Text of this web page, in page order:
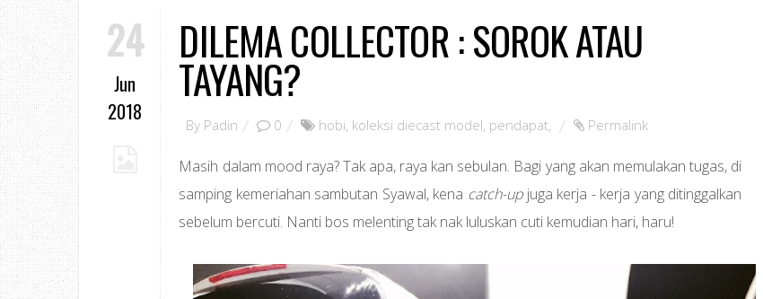
24
Jun
2018
DILEMA COLLECTOR : SOROK ATAU
TAYANG?
By Padin 0 hobi, koleksi diecast model, pendapat, Permalink
Masih dalam mood raya? Tak apa, raya kan sebulan. Bagi yang akan memulakan tugas, di
samping kemeriahan sambutan Syawal, kena catch-upjuga kerja - kerja yang ditinggalkan
sebelum bercuti. Nanti bos melenting tak nak luluskan cuti kemudian hari, haru!